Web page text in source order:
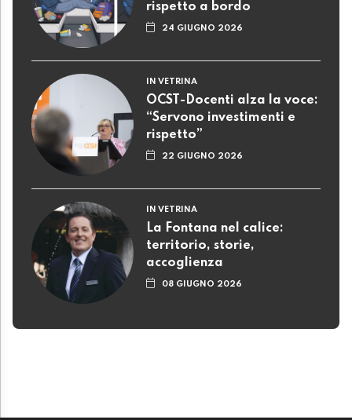
rispetto a bordo
24 GIUGNO 2026
IN VETRINA
OCST-Docenti alza la voce:
“Servono investimenti e
rispetto”
22 GIUGNO 2026
IN VETRINA
La Fontana nel calice:
territorio, storie,
accoglienza
08 GIUGNO 2026